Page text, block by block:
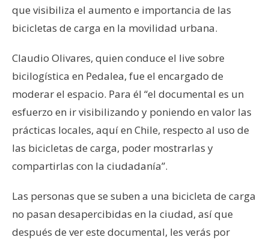
que visibiliza el aumento e importancia de las
bicicletas de carga en la movilidad urbana.
Claudio Olivares, quien conduce el live sobre
bicilogística en Pedalea, fue el encargado de
moderar el espacio. Para él “el documental es un
esfuerzo en ir visibilizando y poniendo en valor las
prácticas locales, aquí en Chile, respecto al uso de
las bicicletas de carga, poder mostrarlas y
compartirlas con la ciudadanía”.
Las personas que se suben a una bicicleta de carga
no pasan desapercibidas en la ciudad, así que
después de ver este documental, les verás por